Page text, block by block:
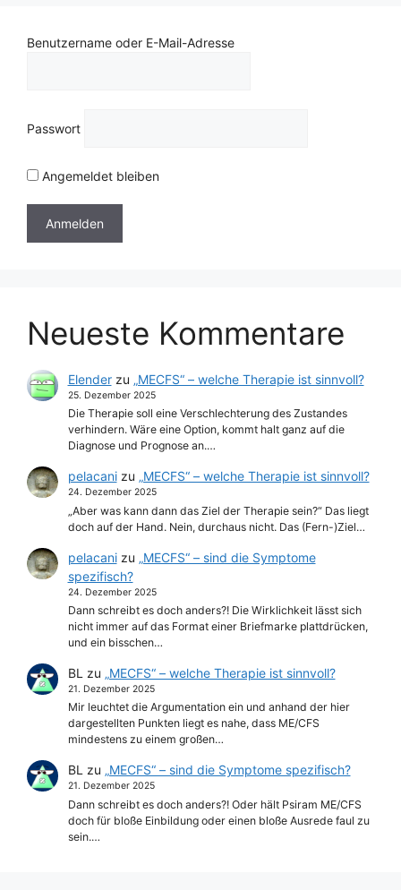
Benutzername oder E-Mail-Adresse
Passwort
Angemeldet bleiben
Neueste Kommentare
Elenderzu „MECFS“ – welche Therapie ist sinnvoll?
25. Dezember 2025
Die Therapie soll eine Verschlechterung des Zustandes
verhindern. Wäre eine Option, kommt halt ganz auf die
Diagnose und Prognose an.…
pelacanizu „MECFS“ – welche Therapie ist sinnvoll?
24. Dezember 2025
„Aber was kann dann das Ziel der Therapie sein?“ Das liegt
doch auf der Hand. Nein, durchaus nicht. Das (Fern-)Ziel…
pelacanizu „MECFS“ – sind die Symptome
spezifisch?
24. Dezember 2025
Dann schreibt es doch anders?! Die Wirklichkeit lässt sich
nicht immer auf das Format einer Briefmarke plattdrücken,
und ein bisschen…
BL zu „MECFS“ – welche Therapie ist sinnvoll?
21. Dezember 2025
Mir leuchtet die Argumentation ein und anhand der hier
dargestellten Punkten liegt es nahe, dass ME/CFS
mindestens zu einem großen…
BLzu „MECFS“ – sind die Symptome spezifisch?
21. Dezember 2025
Dann schreibt es doch anders?! Oder hält Psiram ME/CFS
doch für bloße Einbildung oder einen bloße Ausrede faul zu
sein.…